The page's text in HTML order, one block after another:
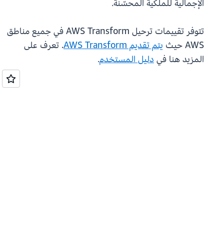
الإجمالية للملكية المحسّنة.
تتوفر تقييمات ترحيل AWS Transform في جميع مناطق
AWS حيث
يتم تقديم AWS Transform
. تعرف على
المزيد هنا فيدليل المستخدم.